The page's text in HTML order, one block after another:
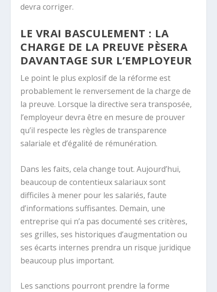
devra corriger.
LE VRAI BASCULEMENT : LA
CHARGE DE LA PREUVE PÈSERA
DAVANTAGE SUR L’EMPLOYEUR
Le point le plus explosif de la réforme est
probablement le renversement de la charge de
la preuve. Lorsque la directive sera transposée,
l’employeur devra être en mesure de prouver
qu’il respecte les règles de transparence
salariale et d’égalité de rémunération.
Dans les faits, cela change tout. Aujourd’hui,
beaucoup de contentieux salariaux sont
difficiles à mener pour les salariés, faute
d’informations suffisantes. Demain, une
entreprise qui n’a pas documenté ses critères,
ses grilles, ses historiques d’augmentation ou
ses écarts internes prendra un risque juridique
beaucoup plus important.
Les sanctions pourront prendre la forme